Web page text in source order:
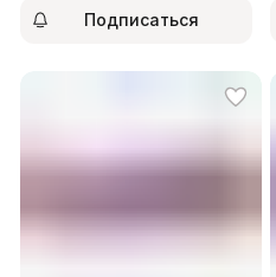
Подписаться